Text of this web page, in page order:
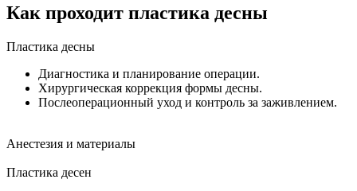
Как проходит пластика десны
Пластика десны
Диагностика и планирование операции.
Хирургическая коррекция формы десны.
Послеоперационный уход и контроль за заживлением.
Анестезия и материалы
Пластика десен